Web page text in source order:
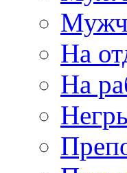
На
На